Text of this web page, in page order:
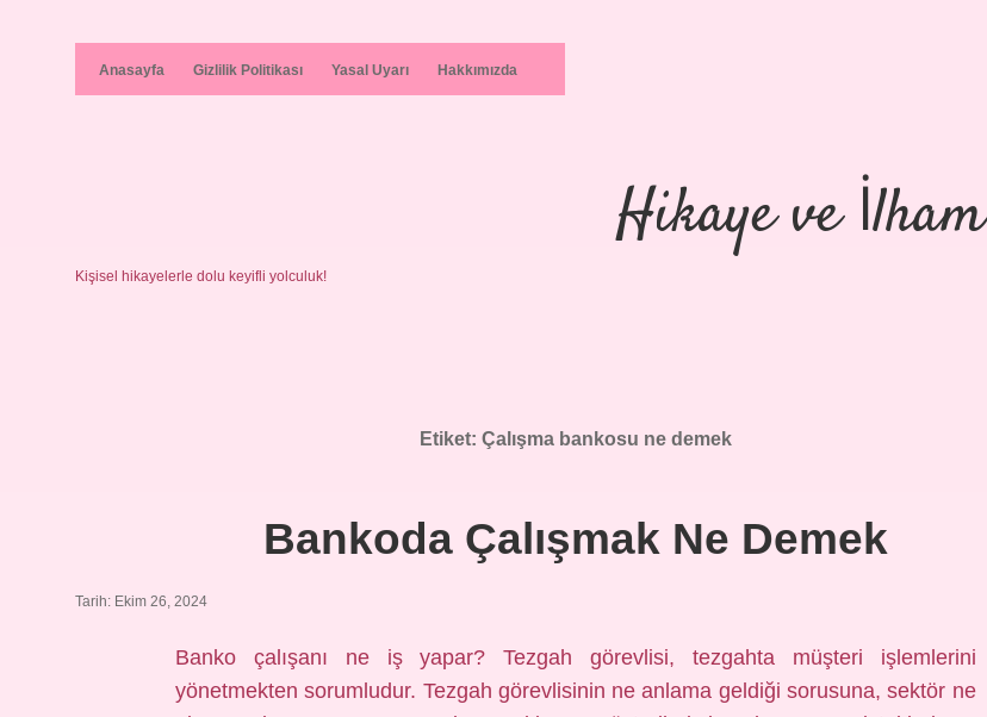
Anasayfa Gizlilik Politikası Yasal Uyarı Hakkımızda
Hikaye ve İlham
Kişisel hikayelerle dolu keyifli yolculuk!
Etiket: Çalışma bankosu ne demek
Bankoda Çalışmak Ne Demek
Tarih: Ekim 26, 2024
Banko çalışanı ne iş yapar? Tezgah görevlisi, tezgahta müşteri işlemlerini
yönetmekten sorumludur. Tezgah görevlisinin ne anlama geldiği sorusuna, sektör ne